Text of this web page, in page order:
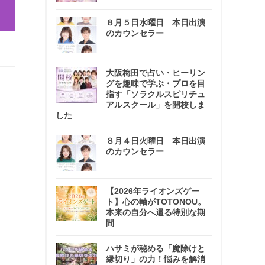
８月５日水曜日 本日出演
のカウンセラー
大阪梅田で占い・ヒーリン
グを趣味で学ぶ・プロを目
指す「ソラクルスピリチュ
アルスクール」を開校しま
した
８月４日火曜日 本日出演
のカウンセラー
【2026年ライオンズゲー
ト】心の軸がTOTONOU。
本来の自分へ還る特別な期
間
ハサミが秘める「魔除けと
縁切り」の力！悩みを解消